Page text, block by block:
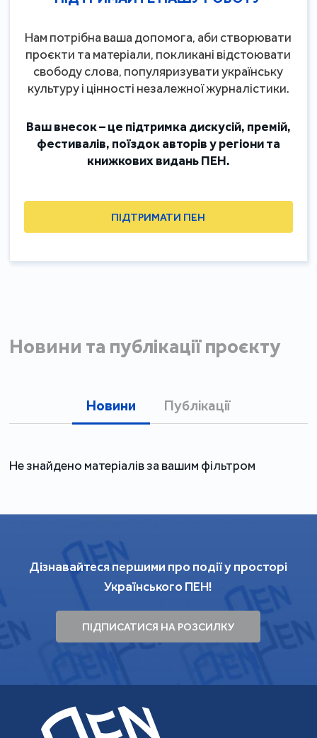
Нам потрібна ваша допомога, аби створювати
проєкти та матеріали, покликані відстоювати
свободу слова, популяризувати українську
культуру і цінності незалежної журналістики.
Ваш внесок – це підтримка дискусій, премій,
фестивалів, поїздок авторів у регіони та
книжкових видань ПЕН.
ПІДТРИМАТИ ПЕН
Новини та публікації проєкту
Новини Публікації
Не знайдено матеріалів за вашим фільтром
Дізнавайтеся першими про події у просторі
Українського ПЕН!
ПІДПИСАТИСЯ НА РОЗСИЛКУ